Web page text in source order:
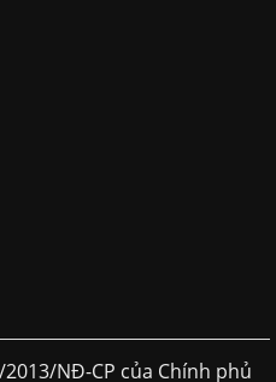
NĐ-CP của Chính phủ